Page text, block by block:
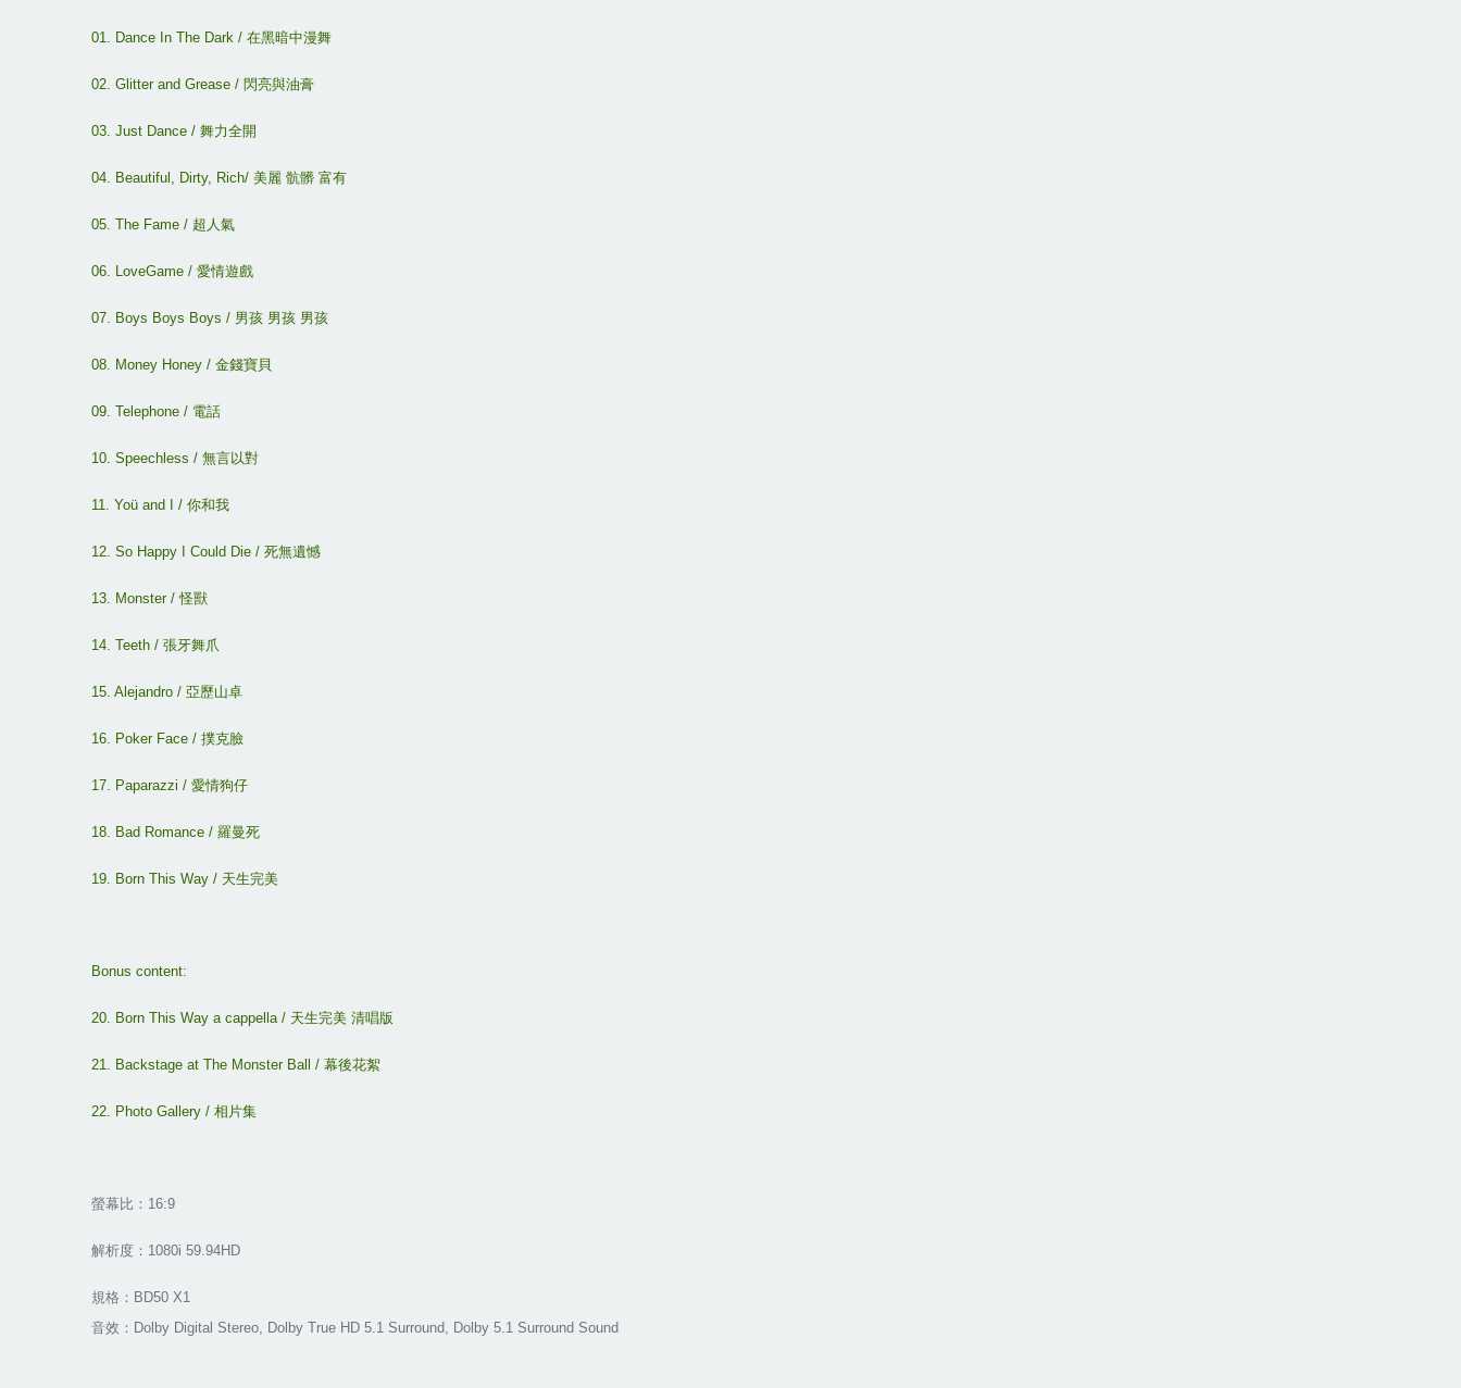
01. Dance In The Dark / 在黑暗中漫舞
02. Glitter and Grease / 閃亮與油膏
03. Just Dance / 舞力全開
04. Beautiful, Dirty, Rich/ 美麗 骯髒 富有
05. The Fame / 超人氣
06. LoveGame / 愛情遊戲
07. Boys Boys Boys / 男孩 男孩 男孩
08. Money Honey / 金錢寶貝
09. Telephone / 電話
10. Speechless / 無言以對
11. Yoü and I / 你和我
12. So Happy I Could Die / 死無遺憾
13. Monster /怪獸
14. Teeth / 張牙舞爪
15. Alejandro / 亞歷山卓
16. Poker Face / 撲克臉
17. Paparazzi / 愛情狗仔
18. Bad Romance / 羅曼死
19. Born This Way / 天生完美
Bonus content:
20. Born This Way a cappella / 天生完美 清唱版
21. Backstage at The Monster Ball / 幕後花絮
22. Photo Gallery / 相片集
螢幕比： 16:9
解析度 ： 1080i 59.94HD
規格： BD50 X1
音效： Dolby Digital Stereo, Dolby True HD 5.1 Surround, Dolby 5.1 Surround Sound